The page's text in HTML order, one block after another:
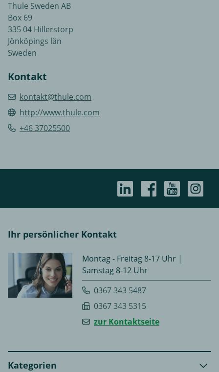
Thule Sweden AB
Box 69
335 04 Hillerstorp
Jönköpings län
Sweden
Kontakt
kontakt@thule.com
http://www.thule.com
+46 37025500
Ihr persönlicher Kontakt
Montag - Freitag 8-17 Uhr |
Samstag 8-12 Uhr
0367 343 5487
0367 343 5315
zur Kontaktseite
Kategorien